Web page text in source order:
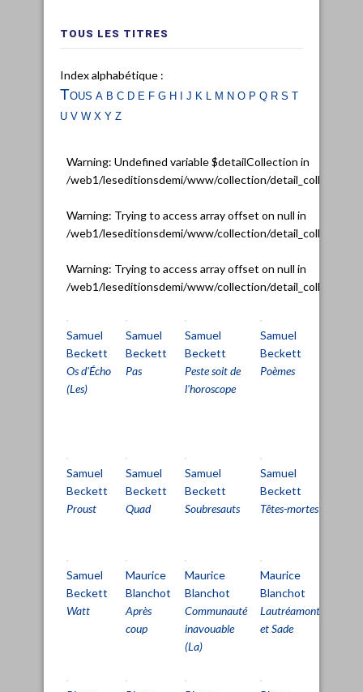
TOUS LES TITRES
Index alphabétique :
Tous a b c d e fg h i j k l m no p q rs t
uvwx yz
Warning: Undefined variable $detailCollection in
/web1/leseditionsdemi/www/collection/
Warning: Trying to access array offset on null in
/web1/leseditionsdemi/www/collection/
Warning: Trying to access array offset on null in
/web1/leseditionsdemi/www/collection/
Samuel
Beckett
Os d'Écho
(Les)
Samuel
Beckett
Pas
Samuel
Beckett
Peste soit de
l'horoscope
Samuel
Beckett
Poèmes
Samuel
Beckett
Proust
Samuel
Beckett
Quad
Samuel
Beckett
Soubresauts
Samuel
Beckett
Têtes-mortes
Samuel
Beckett
Watt
Maurice
Blanchot
Après
coup
Maurice
Blanchot
Communauté
inavouable
(La)
Maurice
Blanchot
Lautréamont
et Sade